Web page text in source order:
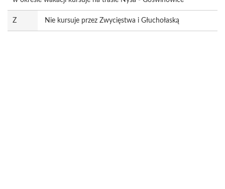
Z Nie kursuje przez Zwycięstwa i Głuchołaską